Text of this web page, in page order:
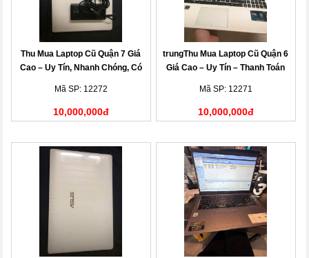
Thu Mua Laptop Cũ Quận 7 Giá
Cao – Uy Tín, Nhanh Chóng, Có
Mã SP: 12272
10,000,000đ
trungThu Mua Laptop Cũ Quận 6
Giá Cao – Uy Tín – Thanh Toán
Mã SP: 12271
10,000,000đ